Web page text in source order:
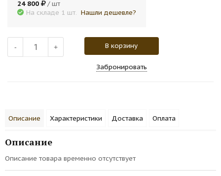
24 800
/ шт
На складе 1 шт. Нашли дешевле?
- + В корзину
Забронировать
Описание Характеристики Доставка Оплата
Описание
Описание товара временно отсутствует